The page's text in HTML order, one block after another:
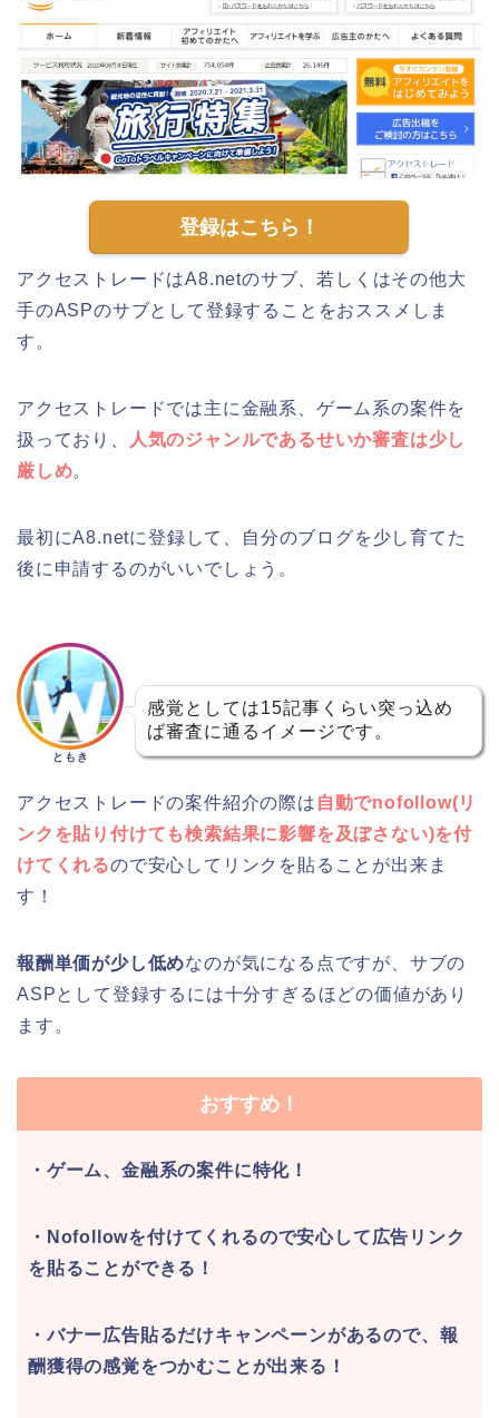
登録はこちら！
アクセストレードはA8.netのサブ、若しくはその他大
手のASPのサブとして登録することをおススメしま
す。
アクセストレードでは主に金融系、ゲーム系の案件を
扱っており、
人気のジャンルであるせいか審査は少し
厳しめ。
最初にA8.netに登録して、自分のブログを少し育てた
後に申請するのがいいでしょう。
ともき
感覚としては15記事くらい突っ込め
ば審査に通るイメージです。
アクセストレードの案件紹介の際は 自動でnofollow(リ
ンクを貼り付けても検索結果に影響を及ぼさない)を付
けてくれるので安心してリンクを貼ることが出来ま
す！
報酬単価が少し低めなのが気になる点ですが、サブの
ASPとして登録するには十分すぎるほどの価値があり
ます。
おすすめ！
・ゲーム、金融系の案件に特化！
・Nofollowを付けてくれるので安心して広告リンク
を貼ることができる！
・バナー広告貼るだけキャンペーンがあるので、報
酬獲得の感覚をつかむことが出来る！